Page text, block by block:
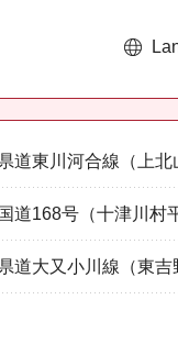
道東川河合線（上
国道168号（十津川村
道大又小川線（東